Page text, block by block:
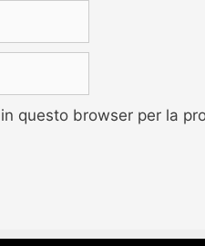
questo browser per la